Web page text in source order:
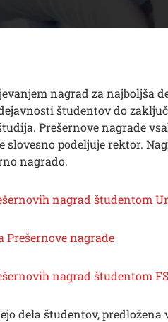
nagrad za najboljša
študentov do
Prešernove nagrade
podeljuje rektor.
nagrado.
nagrad študentom
Prešernove nagrade
nagrad študentom FS
dela študentov,